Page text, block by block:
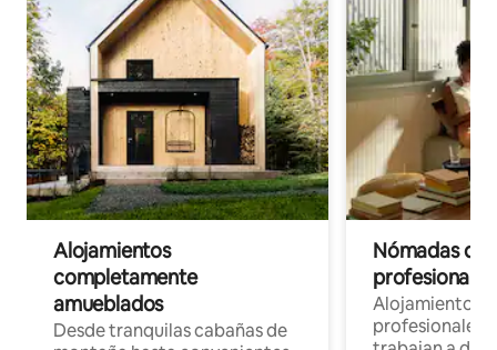
Alojamientos
completamente
amueblados
Desde tranquilas cabañas de
Nómadas
Alojamientos
profesionales